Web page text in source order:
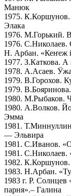
Манюк
1975.
Элака
1976. М.Горький.
1976. С.Николаев.
Н. Арбан. «Кеҥеж
1977. З.Каткова. А
1978. А.Асаев.
1979. В.Горохов.
1979.
1980. М.Рыбаков.
1980. А.Волков.
Эмма
1981.
— Эльвира
1981. С.Иванов.
1981.
1982.
1983. Н.Арбан.
1983 г. Р. Солнцев
парня».– Галина